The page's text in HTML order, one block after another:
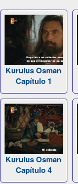
Kurulus Osman
Capítulo 1
Kurulus Osman
Capítulo 4